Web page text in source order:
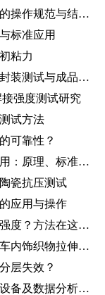
全面掌握尼龙螺栓测试：万能材料试验机的操作规范与结果分析
标准应用
粘力
半导体芯片测试全链路解析：晶圆检测、封装测试与成品验证
强度测试研究
试方法
可靠性？
高低温拉力试验机在金属薄膜测试中的应用：原理、标准与操作规范
瓷抗压测试
应用与操作
如何使用万能材料试验机测量热熔胶剪切强度？方法在这里！
你知道吗？如何用万能拉力试验机测试汽车内饰织物拉伸性能！
层失效？
提升电子焊接可靠性：红墨水试验方法、设备及数据分析指南